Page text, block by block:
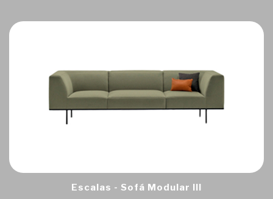
Escalas - Sofá Modular III